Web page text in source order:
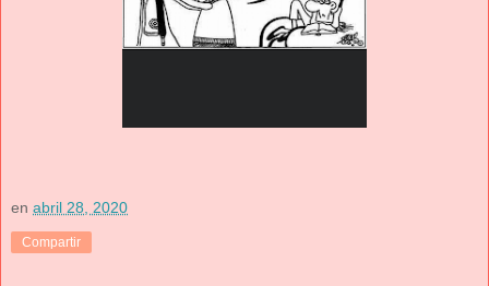
en abril 28, 2020
Compartir